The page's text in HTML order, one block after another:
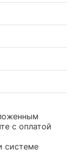
с оплатой
системе